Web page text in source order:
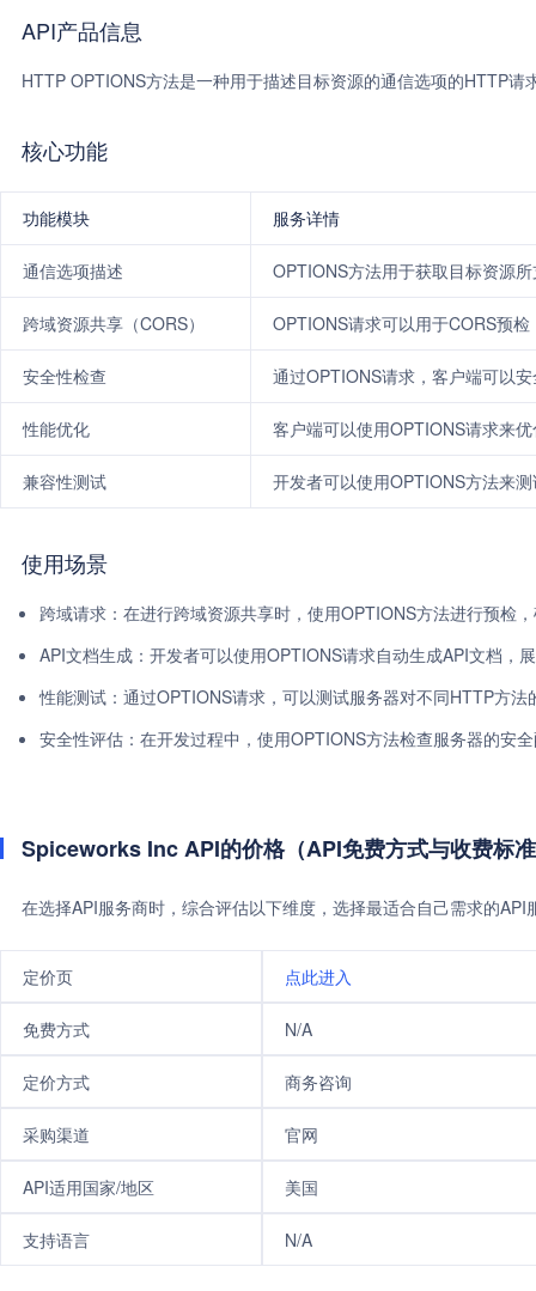
API产品信息
HTTP OPTIONS方法是一种用于描述目标资源的通信选项的HTTP
核心功能
功能模块 服务详情
通信选项描述 OPTIONS方法用于获取目标资源
跨域资源共享（CORS） OPTIONS请求可以用于CORS预
安全性检查 通过OPTIONS请求，客户端可以
性能优化 客户端可以使用OPTIONS请求来
兼容性测试 开发者可以使用OPTIONS方法来
使用场景
跨域请求：在进行跨域资源共享时，使用OPTIONS方法进行预检
API文档生成：开发者可以使用OPTIONS请求自动生成API文档，
性能测试：通过OPTIONS请求，可以测试服务器对不同HTTP方
安全性评估：在开发过程中，使用OPTIONS方法检查服务器的安
Spiceworks Inc API的价格（API免费方式与收费标
在选择API服务商时，综合评估以下维度，选择最适合自己需求的
定价页 点此进入
免费方式 N/A
定价方式 商务咨询
采购渠道 官网
API适用国家/地区 美国
支持语言 N/A